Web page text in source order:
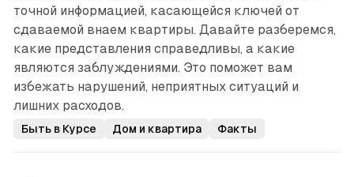
точной информацией, касающейся ключей от
сдаваемой внаем квартиры. Давайте разберемся,
какие представления справедливы, а какие
являются заблуждениями. Это поможет вам
избежать нарушений, неприятных ситуаций и
лишних расходов.
Быть в Курсе Дом и квартира Факты